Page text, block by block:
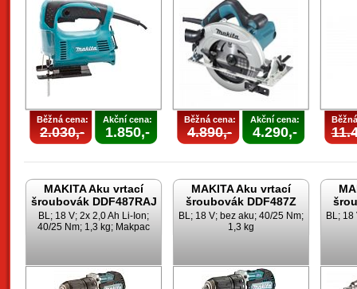
Běžná cena:
2.030,-
Akční cena:
1.850,-
Běžná cena:
4.890,-
Akční cena:
4.290,-
MAKITA Aku vrtací
šroubovák DDF487RAJ
BL; 18 V; 2x 2,0 Ah Li-Ion;
40/25 Nm; 1,3 kg; Makpac
MAKITA Aku vrtací
šroubovák DDF487Z
BL; 18 V; bez aku; 40/25 Nm;
1,3 kg
BL; 18